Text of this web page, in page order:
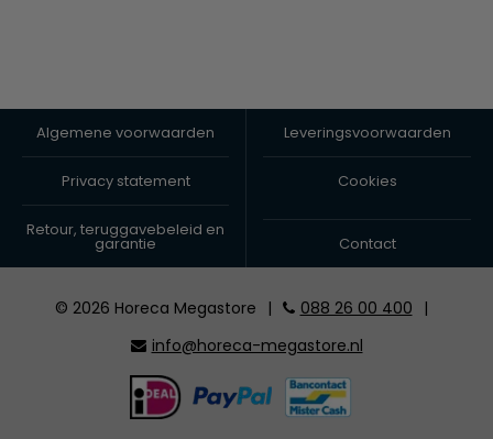
Algemene voorwaarden Leveringsvoorwaarden
Privacy statement Cookies
Retour, teruggavebeleid en
garantie Contact
© 2026 Horeca Megastore | 088 26 00 400
|
info@horeca-megastore.nl